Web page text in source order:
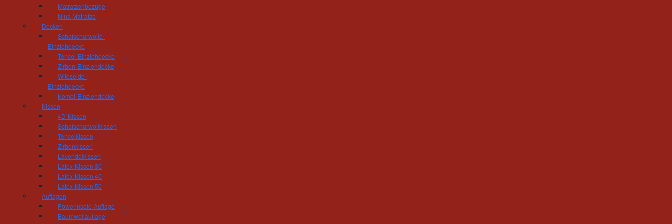
Matratzenbezüge
Nina Matratze
Decken
Schafschurwolle-
Einziehdecke
Tencel-Einziehdecke
Zirben-Einziehdecke
Wildseide-
Einziehdecke
Kombi-Einziehdecke
Kissen
4D-Kissen
Schafschurwollkissen
Tencelkissen
Zirbenkissen
Lavendelkissen
Latex-Kissen 30
Latex-Kissen 40
Latex-Kissen 50
Auflagen
Powerinsole-Auflage
Baumwollauflage
Tischlerei und Treppenbau Hösel
Inhaber Gert Hösel
Telefon: 03722 - 85 159
Öffnungszeiten Wohnausstellung:
Montag - Donnerstag 10.00 - 18.00 Uhr
Freitag 10:00 - 16:00 Uhr
und nach Vereinbarung
Öffnungszeiten Werkstatt:
Freitag 06:30 - 14:00 Uhr